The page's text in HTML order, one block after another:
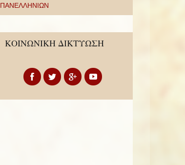
ΠΑΝΕΛΛΗΝΙΩΝ
ΚΟΙΝΩΝΙΚΗ ΔΙΚΤΥΩΣΗ